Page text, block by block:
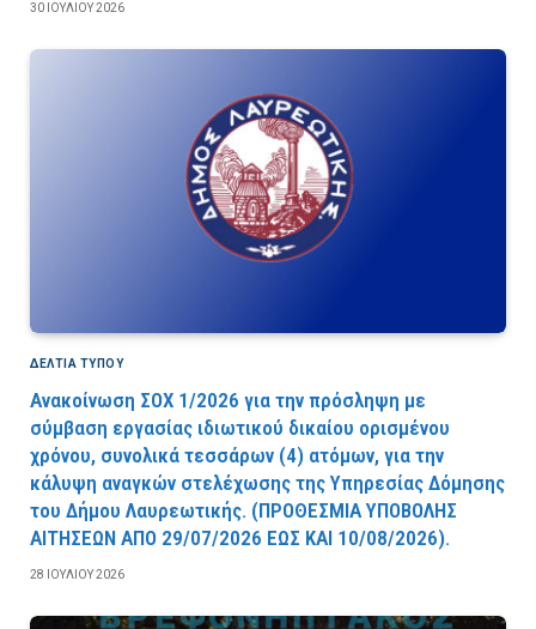
30 ΙΟΥΛΊΟΥ 2026
ΔΕΛΤΙΑ ΤΥΠΟΥ
Ανακοίνωση ΣΟΧ 1/2026 για την πρόσληψη με
σύμβαση εργασίας ιδιωτικού δικαίου ορισμένου
χρόνου, συνολικά τεσσάρων (4) ατόμων, για την
κάλυψη αναγκών στελέχωσης της Υπηρεσίας Δόμησης
του Δήμου Λαυρεωτικής. (ΠPOΘEΣMIA YΠOBOΛHΣ
AITHΣEΩN AΠO 29/07/2026 EΩΣ KAI 10/08/2026).
28 ΙΟΥΛΊΟΥ 2026